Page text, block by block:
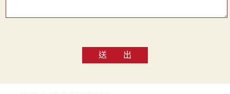
送 出